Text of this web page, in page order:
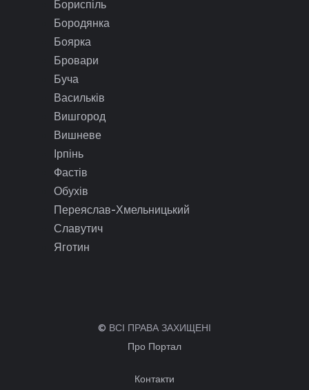
Бориспіль
Бородянка
Боярка
Бровари
Буча
Васильків
Вишгород
Вишневе
Ірпінь
Фастів
Обухів
Переяслав-Хмельницький
Славутич
Яготин
© ВСІ ПРАВА ЗАХИЩЕНІ
Про Портал
Контакти